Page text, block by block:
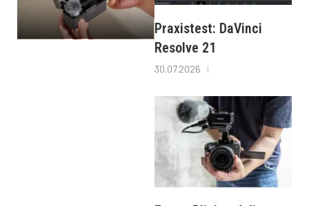
Praxistest: DaVinci
Resolve 21
30.07.2026